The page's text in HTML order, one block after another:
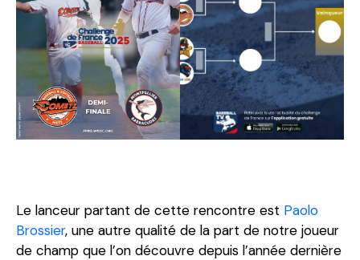
Le lanceur partant de cette rencontre est Paolo
Brossier, une autre qualité de la part de notre joueur
de champ que l’on découvre depuis l’année dernière